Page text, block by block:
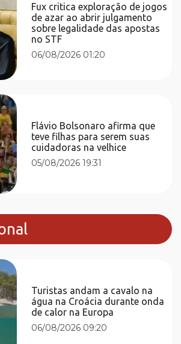
Fux critica exploração de jogos
de azar ao abrir julgamento
sobre legalidade das apostas
no STF
06/08/2026 01:20
Flávio Bolsonaro afirma que
teve filhas para serem suas
cuidadoras na velhice
05/08/2026 19:31
Turistas andam a cavalo na
água na Croácia durante onda
de calor na Europa
06/08/2026 09:20